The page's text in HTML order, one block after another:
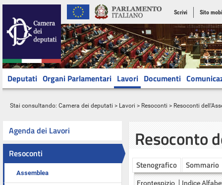
Scrivi Sito
Deputati Organi Parlamentari Lavori Documenti
Stai consultando: Camera dei deputati > Lavori > Resoconti > Resoconti
Agenda dei Lavori
Resoconti
Assemblea
Resoconto
Stenografico Sommario
Frontespizio Indice